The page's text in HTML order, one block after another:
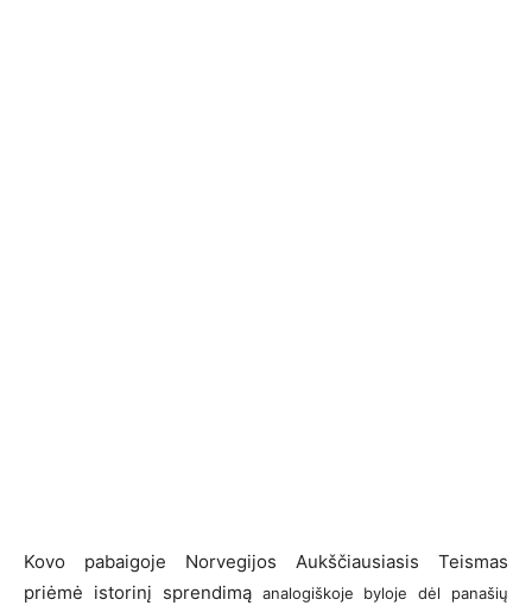
Kovo pabaigoje Norvegijos Aukščiausiasis Teismas
priėmė istorinį sprendimą analogiškoje byloje dėl panašių